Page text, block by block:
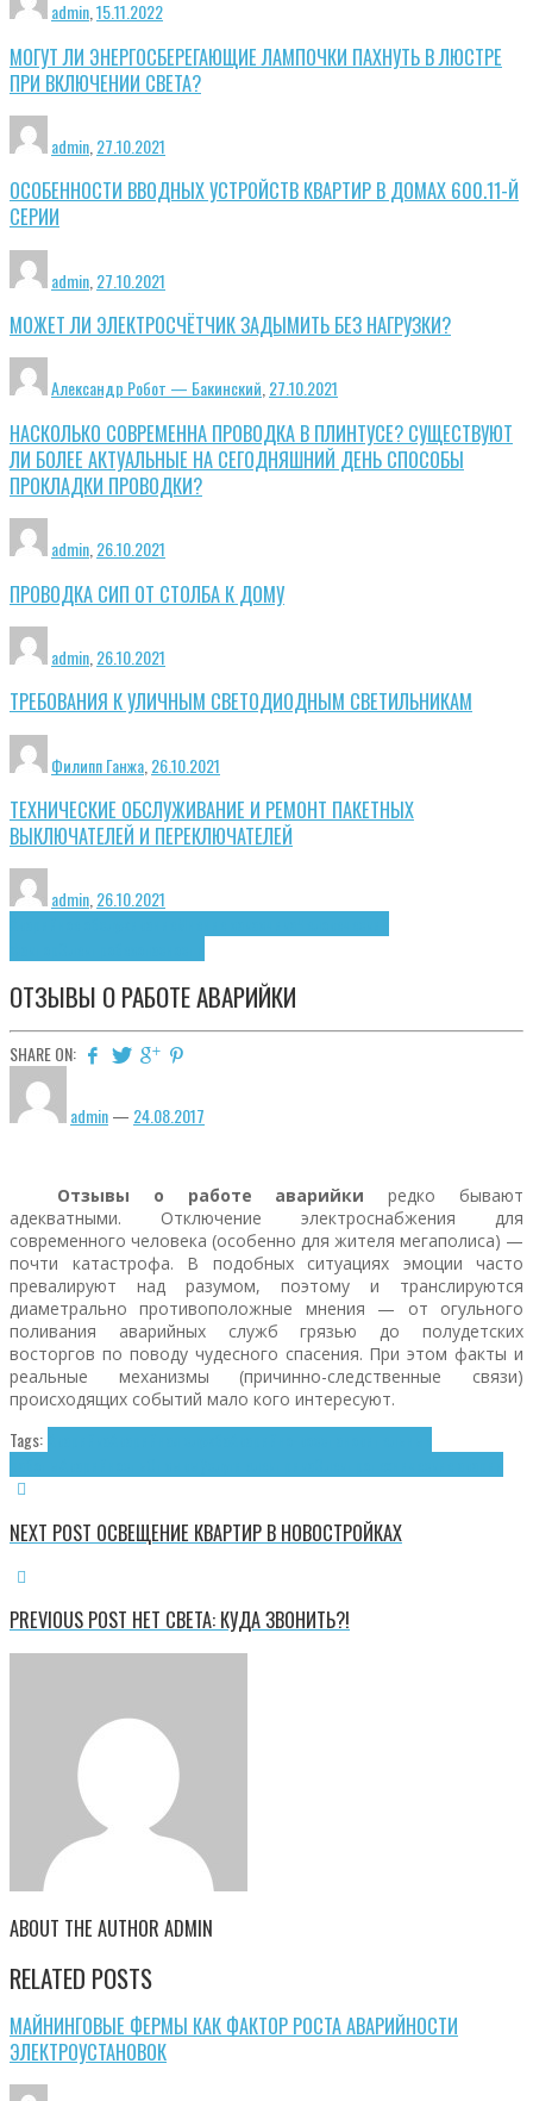
admin 15.11.2022
МОГУТ ЛИ ЭНЕРГОСБЕРЕГАЮЩИЕ ЛАМПОЧКИ ПАХНУТЬ В ЛЮСТРЕ
ПРИ ВКЛЮЧЕНИИ СВЕТА?
admin 27.10.2021
ОСОБЕННОСТИ ВВОДНЫХ УСТРОЙСТВ КВАРТИР В ДОМАХ 600.11-Й
СЕРИИ
admin 27.10.2021
МОЖЕТ ЛИ ЭЛЕКТРОСЧЁТЧИК ЗАДЫМИТЬ БЕЗ НАГРУЗКИ?
Александр Робот — Бакинский,27.10.2021
НАСКОЛЬКО СОВРЕМЕННА ПРОВОДКА В ПЛИНТУСЕ? СУЩЕСТВУЮТ
ЛИ БОЛЕЕ АКТУАЛЬНЫЕ НА СЕГОДНЯШНИЙ ДЕНЬ СПОСОБЫ
ПРОКЛАДКИ ПРОВОДКИ?
admin 26.10.2021
ПРОВОДКА СИП ОТ СТОЛБА К ДОМУ
admin 26.10.2021
ТРЕБОВАНИЯ К УЛИЧНЫМ СВЕТОДИОДНЫМ СВЕТИЛЬНИКАМ
Филипп Ганжа 26.10.2021
ТЕХНИЧЕСКИЕ ОБСЛУЖИВАНИЕ И РЕМОНТ ПАКЕТНЫХ
ВЫКЛЮЧАТЕЛЕЙ И ПЕРЕКЛЮЧАТЕЛЕЙ
admin,26.10.2021
ОТЗЫВЫ О РАБОТЕ АВАРИЙКИ
SHARE ON:
admin— 24.08.2017
Отзывы о работе аварийки редко бывают
адекватными. Отключение электроснабжения для
современного человека (особенно для жителя мегаполиса) —
почти катастрофа. В подобных ситуациях эмоции часто
превалируют над разумом, поэтому и транслируются
диаметрально противоположные мнения — от огульного
поливания аварийных служб грязью до полудетских
восторгов по поводу чудесного спасения. При этом факты и
реальные механизмы (причинно-следственные связи)
происходящих событий мало кого интересуют.
Tags:
NEXT POST ОСВЕЩЕНИЕ КВАРТИР В НОВОСТРОЙКАХ
PREVIOUS POST НЕТ СВЕТА: КУДА ЗВОНИТЬ?!
ABOUT THE AUTHOR ADMIN
RELATED POSTS
МАЙНИНГОВЫЕ ФЕРМЫ КАК ФАКТОР РОСТА АВАРИЙНОСТИ
ЭЛЕКТРОУСТАНОВОК